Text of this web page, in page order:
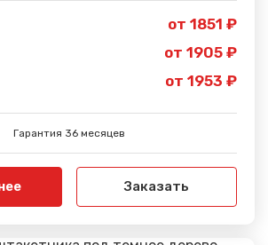
от 1851 ₽
от 1905 ₽
от 1953 ₽
Гарантия 36 месяцев
Заказать